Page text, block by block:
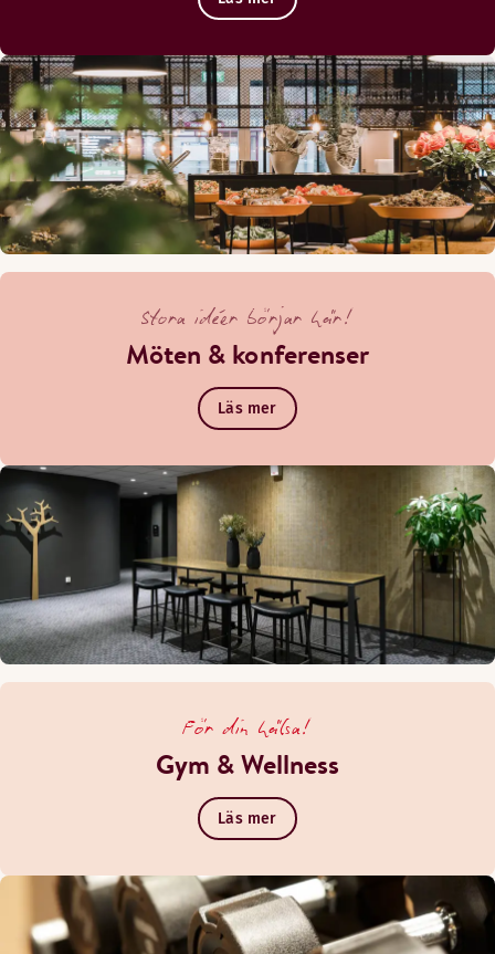
Stora idéer börjar här!
Möten & konferenser
Läs mer
För din hälsa!
Gym & Wellness
Läs mer